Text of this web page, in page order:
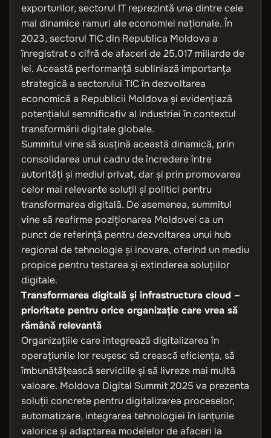
exporturilor, sectorul IT reprezintă una dintre cele
mai dinamice ramuri ale economiei naționale. În
2023, sectorul TIC din Republica Moldova a
înregistrat o cifră de afaceri de 25,017 miliarde de
lei. Această performanță subliniază importanța
strategică a sectorului TIC în dezvoltarea
economică a Republicii Moldova și evidențiază
potențialul semnificativ al industriei în contextul
transformării digitale globale.
Summitul vine să susțină această dinamică, prin
consolidarea unui cadru de încredere între
autorități și mediul privat, dar și prin promovarea
celor mai relevante soluții și politici pentru
transformarea digitală. De asemenea, summitul
vine să reafirme poziționarea Moldovei ca un
punct de referință pentru dezvoltarea unui hub
regional de tehnologie și inovare, oferind un mediu
propice pentru testarea și extinderea soluțiilor
digitale.
Transformarea digitală și infrastructura cloud –
prioritate pentru orice organizație care vrea să
rămână relevantă
Organizațiile care integrează digitalizarea în
operațiunile lor reușesc să crească eficiența, să
îmbunătățească serviciile și să livreze mai multă
valoare. Moldova Digital Summit 2025 va prezenta
soluții concrete pentru digitalizarea proceselor,
automatizare, integrarea tehnologiei în lanțurile
valorice și adaptarea modelelor de afaceri la